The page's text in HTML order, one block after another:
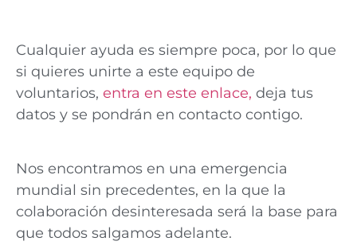
Cualquier ayuda es siempre poca, por lo que
si quieres unirte a este equipo de
voluntarios, entra en este enlace, deja tus
datos y se pondrán en contacto contigo.
Nos encontramos en una emergencia
mundial sin precedentes, en la que la
colaboración desinteresada será la base para
que todos salgamos adelante.